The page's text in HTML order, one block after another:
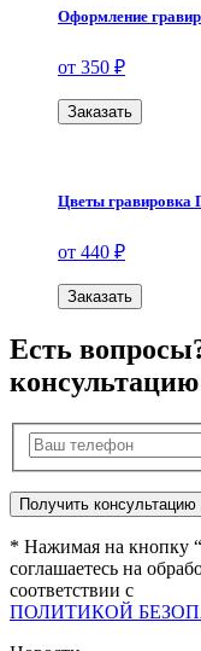
Оформление
от 350 ₽
Заказать
Цветы гравировка
от 440 ₽
Заказать
Есть
* Нажимая на кнопку
соглашаетесь на
соответствии с
ПОЛИТИКОЙ